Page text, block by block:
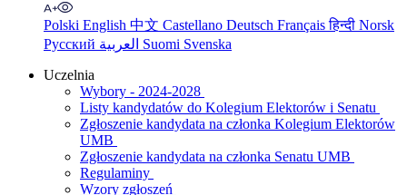
Polski English 中文 Castellano Deutsch Françaisहिन्दी Norsk
Русский
Suomi Svenska
Uczelnia
Wybory - 2024-2028
Listy kandydatów do Kolegium Elektorów i Senatu
Zgłoszenie kandydata na członka Kolegium Elektorów
UMB
Zgłoszenie kandydata na członka Senatu UMB
Regulaminy
Wzory zgłoszeń